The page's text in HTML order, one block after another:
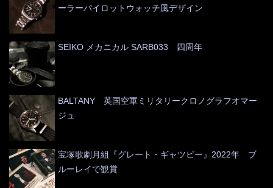
ーラーパイロットウォッチ風デザイン
SEIKO メカニカル SARB033 四周年
BALTANY 英国空軍ミリタリークロノグラフオマー
ジュ
宝塚歌劇月組『グレート・ギャツビー』2022年 ブ
ルーレイで観賞